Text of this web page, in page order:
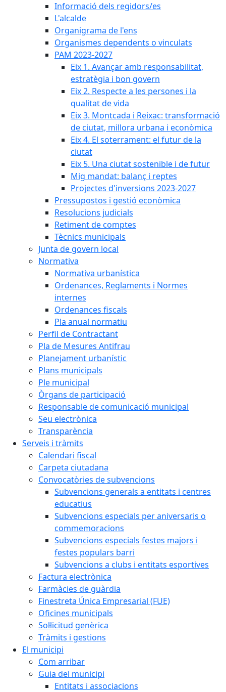
Informació dels regidors/es
L'alcalde
Organigrama de l'ens
Organismes dependents o vinculats
PAM 2023-2027
Eix 1. Avançar amb responsabilitat,
estratègia i bon govern
Eix 2. Respecte a les persones i la
qualitat de vida
Eix 3. Montcada i Reixac: transformació
de ciutat, millora urbana i econòmica
Eix 4. El soterrament: el futur de la
ciutat
Eix 5. Una ciutat sostenible i de futur
Mig mandat: balanç i reptes
Projectes d'inversions 2023-2027
Pressupostos i gestió econòmica
Resolucions judicials
Retiment de comptes
Tècnics municipals
Junta de govern local
Normativa
Normativa urbanística
Ordenances, Reglaments i Normes
internes
Ordenances fiscals
Pla anual normatiu
Perfil de Contractant
Pla de Mesures Antifrau
Planejament urbanístic
Plans municipals
Ple municipal
Òrgans de participació
Responsable de comunicació municipal
Seu electrònica
Transparència
Serveis i tràmits
Calendari fiscal
Carpeta ciutadana
Convocatòries de subvencions
Subvencions generals a entitats i centres
educatius
Subvencions especials per aniversaris o
commemoracions
Subvencions especials festes majors i
festes populars barri
Subvencions a clubs i entitats esportives
Factura electrònica
Farmàcies de guàrdia
Finestreta Única Empresarial (FUE)
Oficines municipals
Sol·licitud genèrica
Tràmits i gestions
El municipi
Com arribar
Guia del municipi
Entitats i associacions